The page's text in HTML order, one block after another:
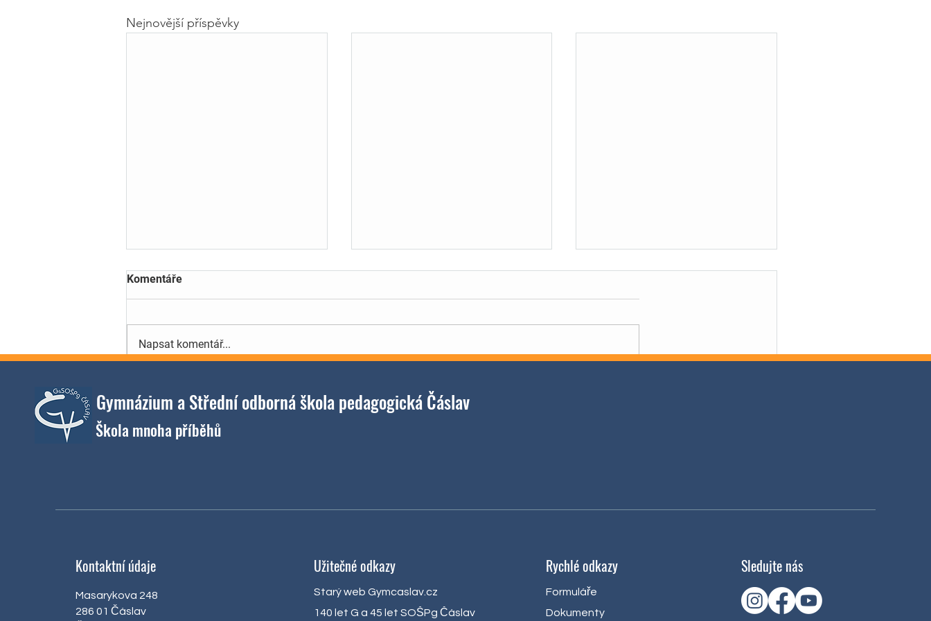
Nejnovější příspěvky
soutěžení, fair play i skvělou
atmosféru
Komentáře
Napsat komentář...
Gymnázium a Střední odborná škola pedagogická Čáslav
Škola mnoha příběhů
Kontaktní údaje
Masarykova 248
286 01 Čáslav
Užitečné odkazy
Starý web Gymcaslav.cz
140 let G a 45 let SOŠPg Čáslav
Rychlé odkazy
Formuláře
Dokumenty
Sledujte nás